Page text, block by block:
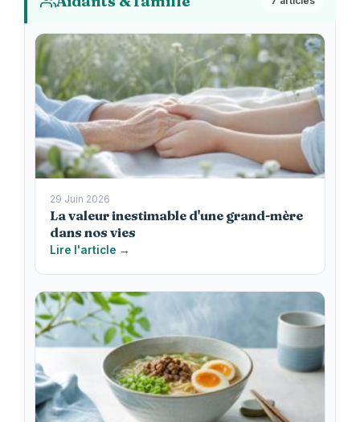
29 Juin 2026
La valeur inestimable d'une grand-mère
dans nos vies
Lire l'article →